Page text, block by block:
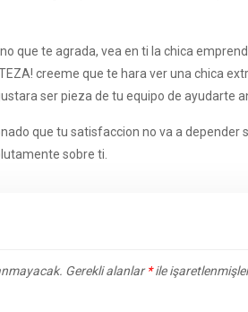
que te agrada, vea en ti la chica
creeme que te hara ver una chica
ser pieza de tu equipo de ayudarte
que tu satisfaccion no va a depender
sobre ti.
Gerekli alanlar*ile